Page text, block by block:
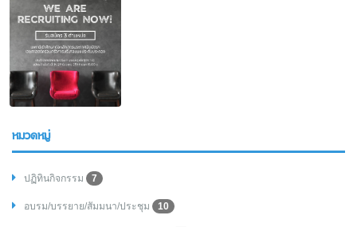
หมวดหมู่
ปฏิทินกิจกรรม 7
อบรม/บรรยาย/สัมมนา/ประชุม 10